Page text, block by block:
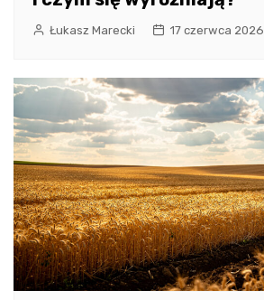
Łukasz Marecki 17 czerwca 2026